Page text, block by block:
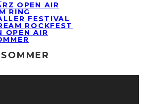
OPEN AIR
RING
FESTIVAL
ROCKFEST
OPEN AIR